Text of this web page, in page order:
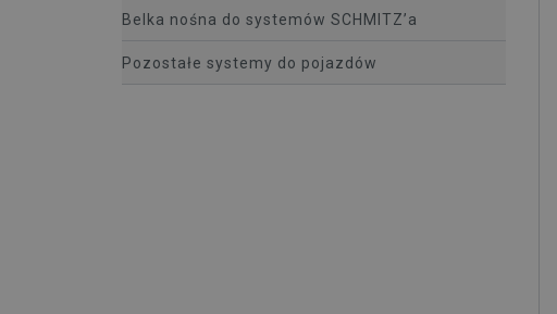
Belka nośna do systemów SCHMITZ’a
Pozostałe systemy do pojazdów